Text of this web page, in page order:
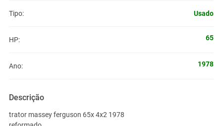
Tipo: Usado
HP: 65
Ano: 1978
Descrição
trator massey ferguson 65x 4x2 1978